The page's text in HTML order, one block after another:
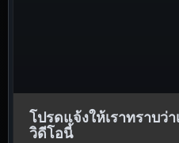
โปรดแจ้งให้เราทราบว่
วิดีโอนี้